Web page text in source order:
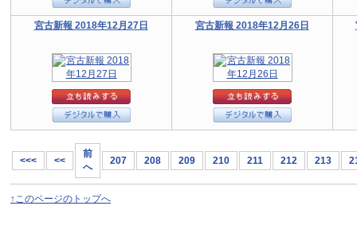
宮古新報 2018年12月27日 宮古新報 2018年12月26日
<<< <<
前
へ
207 208 209 210 211 212 213
↑このページのトップへ